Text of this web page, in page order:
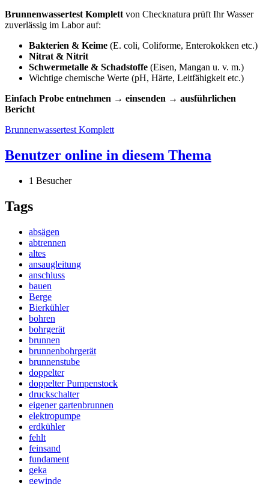
Brunnenwassertest Komplett von Checknatura prüft Ihr Wasser
zuverlässig im Labor auf:
Bakterien & Keime (E. coli, Coliforme, Enterokokken etc.)
Nitrat & Nitrit
Schwermetalle & Schadstoffe (Eisen, Mangan u. v. m.)
Wichtige chemische Werte (pH, Härte, Leitfähigkeit etc.)
Einfach Probe entnehmen → einsenden → ausführlichen
Bericht
Brunnenwassertest Komplett
Benutzer online in diesem Thema
1 Besucher
Tags
absägen
abtrennen
altes
ansaugleitung
anschluss
bauen
Berge
Bierkühler
bohren
bohrgerät
brunnen
brunnenbohrgerät
brunnenstube
doppelter
doppelter Pumpenstock
druckschalter
eigener gartenbrunnen
elektropumpe
erdkühler
fehlt
feinsand
fundament
geka
gewinde